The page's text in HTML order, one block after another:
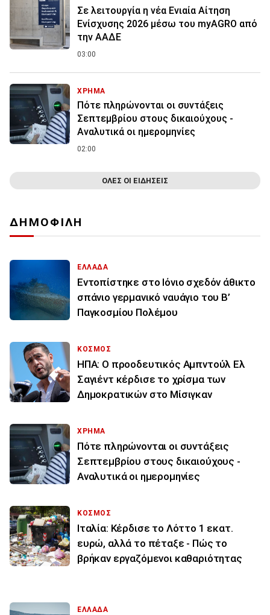
Σε λειτουργία η νέα Ενιαία Αίτηση
Ενίσχυσης 2026 μέσω του myAGRO από
την ΑΑΔΕ
03:00
ΧΡΗΜΑ
Πότε πληρώνονται οι συντάξεις
Σεπτεμβρίου στους δικαιούχους -
Αναλυτικά οι ημερομηνίες
02:00
ΟΛΕΣ ΟΙ ΕΙΔΗΣΕΙΣ
ΔΗΜΟΦΙΛΗ
ΕΛΛΑΔΑ
Εντοπίστηκε στο Ιόνιο σχεδόν άθικτο
σπάνιο γερμανικό ναυάγιο του Β’
Παγκοσμίου Πολέμου
ΚΟΣΜΟΣ
ΗΠΑ: Ο προοδευτικός Αμπντούλ Ελ
Σαγιέντ κέρδισε το χρίσμα των
Δημοκρατικών στο Μίσιγκαν
ΧΡΗΜΑ
Πότε πληρώνονται οι συντάξεις
Σεπτεμβρίου στους δικαιούχους -
Αναλυτικά οι ημερομηνίες
ΚΟΣΜΟΣ
Ιταλία: Κέρδισε το Λόττο 1 εκατ.
ευρώ, αλλά το πέταξε - Πώς το
βρήκαν εργαζόμενοι καθαριότητας
ΕΛΛΑΔΑ